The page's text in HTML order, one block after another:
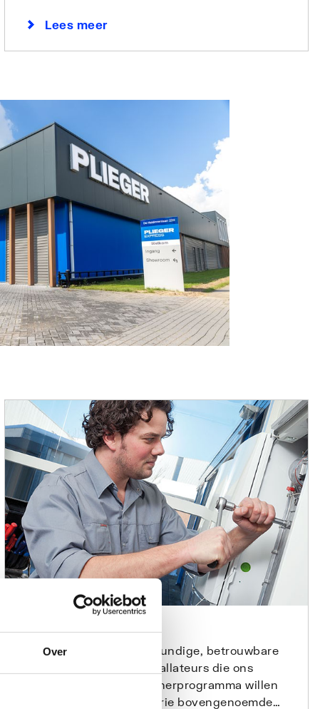
Over
Lees meer
SamenSterk
Plieger is op zoek naar kundige, betrouwbare
en klantvriendelijke installateurs die ons
landelijk showroom partnerprogramma willen
versterken. Kun jij alle drie bovengenoemde